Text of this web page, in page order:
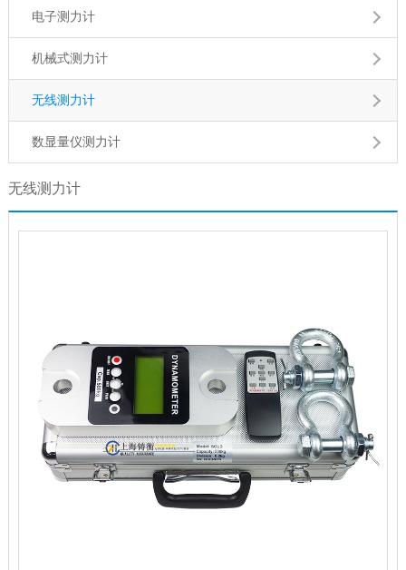
电子测力计
机械式测力计
无线测力计
数显量仪测力计
无线测力计